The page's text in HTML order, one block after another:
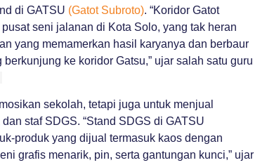
di GATSU (Gatot Subroto). “Koridor Gatot
seni jalanan di Kota Solo, yang tak heran
yang memamerkan hasil karyanya dan berbaur
ke koridor Gatsu,” ujar salah satu guru
sekolah, tetapi juga untuk menjual
staf SDGS. “Stand SDGS di GATSU
produk yang dijual termasuk kaos dengan
grafis menarik, pin, serta gantungan kunci,” ujar